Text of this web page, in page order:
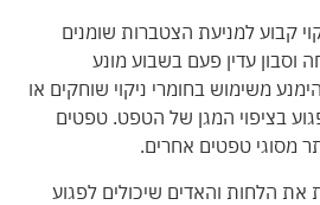
קבוע למניעת הצטברות שומנים
וסבון עדין פעם בשבוע מונע
משימוש בחומרי ניקוי שוחקים או
בציפוי המגן של הטפט. טפטים
מסוגי טפטים אחרים.
את הלחות והאדים שיכולים לפגוע